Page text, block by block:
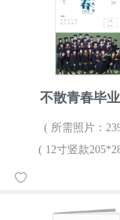
不散青春毕
( 所需照片：
( 12寸竖款